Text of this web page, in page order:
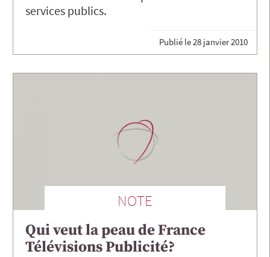
services publics.
Publié le28 janvier 2010
NOTE
Qui veut la peau de France
Télévisions Publicité?